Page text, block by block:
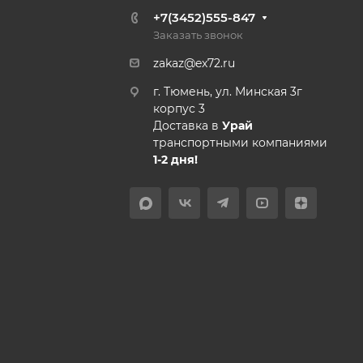
+7(3452)555-847
Заказать звонок
zakaz@ex72.ru
г. Тюмень, ул. Минская 3г
корпус 3
Доставка в Урай
транспортными компаниями
1-2 дня!